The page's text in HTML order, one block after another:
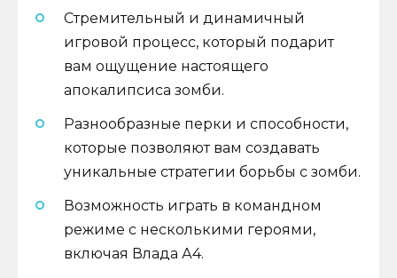
Стремительный и динамичный
игровой процесс, который подарит
вам ощущение настоящего
апокалипсиса зомби.
Разнообразные перки и способности,
которые позволяют вам создавать
уникальные стратегии борьбы с зомби.
Возможность играть в командном
режиме с несколькими героями,
включая Влада А4.